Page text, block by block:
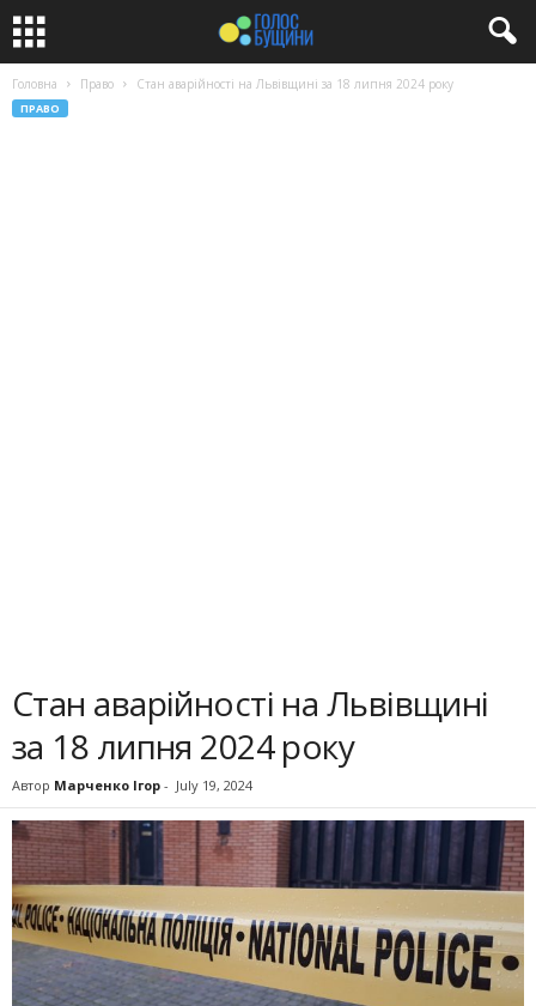
Головна Право Стан аварійності на Львівщині за 18 липня 2024 року
ПРАВО
Стан аварійності на Львівщині
за 18 липня 2024 року
Автор Марченко Ігор - July 19, 2024